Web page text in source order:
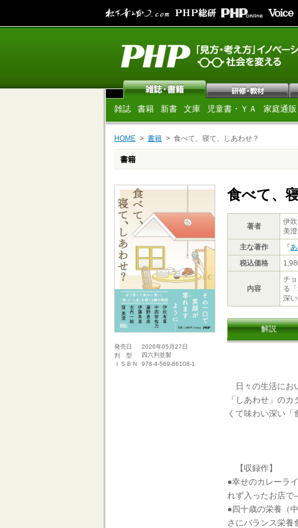
雑誌 書籍 新書 文庫 児童書・ＹＡ 家庭通販
HOME 書籍 食べて、寝て、しあわせ？
書籍
発売日
2026年05月27日
判 型
四六判並製
ＩＳＢＮ
978-4-569-86108-1
食べて、
著者
伊
美
主な著作
『
税込価格
内容
チ
る
深い
解説
日々の生活にお
「しあわせ」の
くて味わい深い「
【収録作】
●幸せのカレーラ
れず入ったお店で
●四十歳の栄養（
さにバランス栄